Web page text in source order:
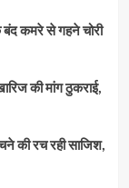
कमरे से गहने चोरी
की मांग ठुकराई,
की रच रही साजिश,